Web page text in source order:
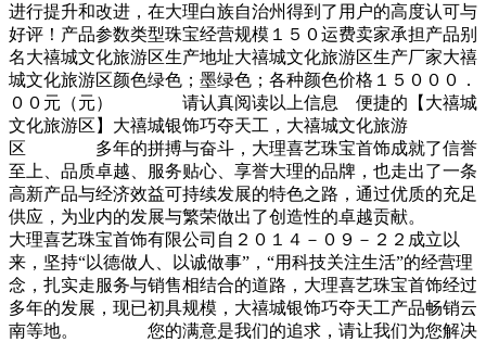
进行提升和改进，在大理白族自治州得到了用户的高度认可与
好评！产品参数类型珠宝经营规模１５０运费卖家承担产品别
名大禧城文化旅游区生产地址大禧城文化旅游区生产厂家大禧
城文化旅游区颜色绿色；墨绿色；各种颜色价格１５０００．
００元（元） 请认真阅读以上信息 便捷的【大禧城
文化旅游区】大禧城银饰巧夺天工，大禧城文化旅游
区 多年的拼搏与奋斗，大理喜艺珠宝首饰成就了信誉
至上、品质卓越、服务贴心、享誉大理的品牌，也走出了一条
高新产品与经济效益可持续发展的特色之路，通过优质的充足
供应，为业内的发展与繁荣做出了创造性的卓越贡献。
大理喜艺珠宝首饰有限公司自２０１４－０９－２２成立以
来，坚持“以德做人、以诚做事”，“用科技关注生活”的经营理
念，扎实走服务与销售相结合的道路，大理喜艺珠宝首饰经过
多年的发展，现已初具规模，大禧城银饰巧夺天工产品畅销云
南等地。 您的满意是我们的追求，请让我们为您解决